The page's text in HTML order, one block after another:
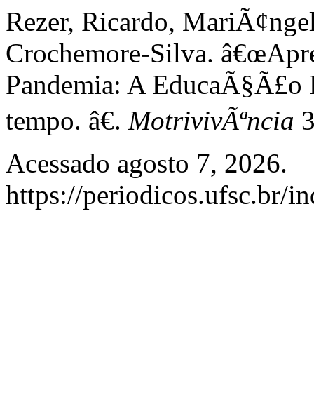
Rezer, Ricardo,
Crochemore-Silva.
Pandemia: A EducaÃ§Ã£o
tempo. â€. MotrivivÃªncia
Acessado agosto 7, 2026.
https://periodicos.ufsc.br/